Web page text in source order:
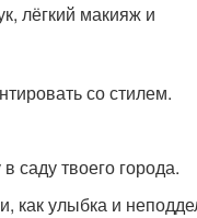
лёгкий макияж и
со стилем.
саду твоего города.
как улыбка и